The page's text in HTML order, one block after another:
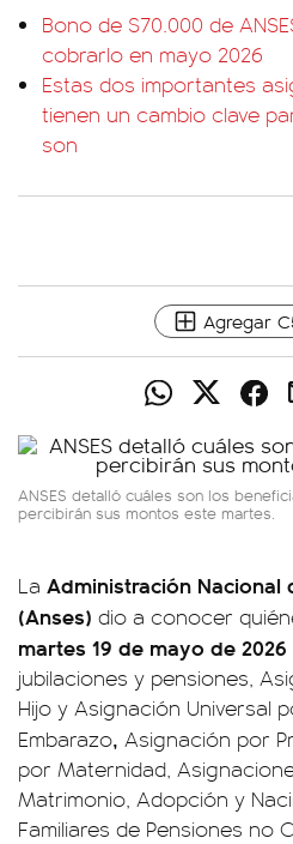
Bono de $70.000 de
cobrarlo en mayo 2026
Estas dos importantes
tienen un cambio clave
son
Agregar
ANSES detalló cuáles son los
percibirán sus montos este martes.
La Administración Nacional
(Anses) dio a conocer
martes 19 de mayo de 2026
jubilaciones y pensiones,
Hijo y Asignación Universal
Embarazo, Asignación por
por Maternidad,
Matrimonio, Adopción y
Familiares de Pensiones no